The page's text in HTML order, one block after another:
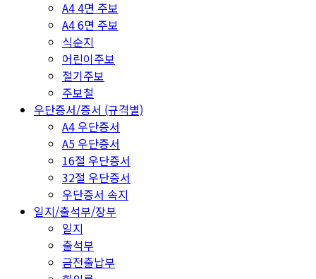
A4 4면 주보
A4 6면 주보
식순지
어린이주보
절기주보
주보철
우단증서/증서 (규격별)
A4 우단증서
A5 우단증서
16절 우단증서
32절 우단증서
우단증서 속지
일지/출석부/장부
일지
출석부
금전출납부